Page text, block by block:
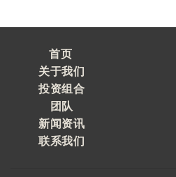
首页
关于我们
投资组合
团队
新闻资讯
联系我们